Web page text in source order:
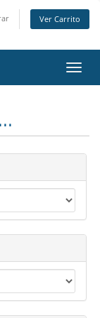
Ver Carrito